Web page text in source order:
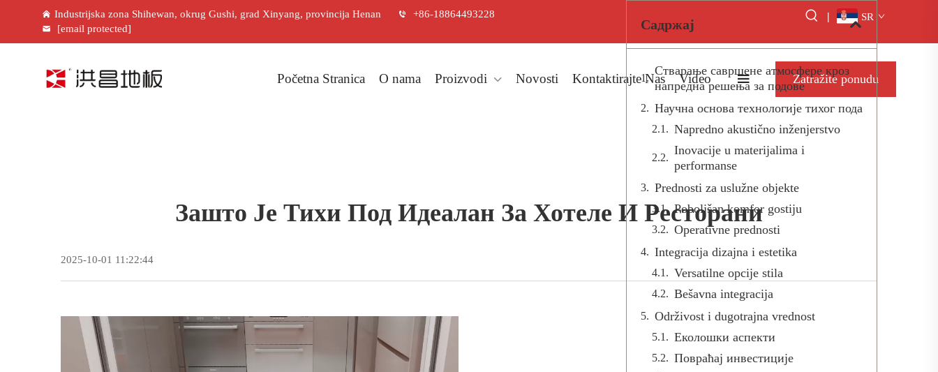
Industrijska zona Shihewan, okrug Gushi, grad Xinyang, provincija Henan
+86-18864493228
[email protected]
| SR
Početna Stranica O nama Proizvodi Novosti Kontaktirajte Nas Video Zatražite ponudu
Зашто Је Тихи Под Идеалан За Хотеле И Ресторани
2025-10-01 11:22:44
Садржај
Стварање савршене атмосфере кроз
напредна решења за подове
Научна основа технологије тихог пода
Napredno akustično inženjerstvo
Inovacije u materijalima i
performanse
Prednosti za uslužne objekte
Poboljšan komfor gostiju
Operativne prednosti
Integracija dizajna i estetika
Versatilne opcije stila
Bešavna integracija
Održivost i dugotrajna vrednost
Еколошки аспекти
Повраћај инвестиције